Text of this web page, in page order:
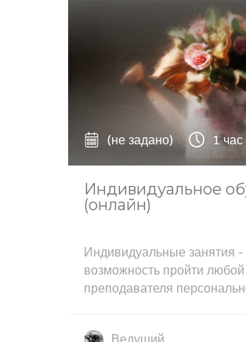
(не задано) 1 час
Индивидуальное
(онлайн)
Индивидуальные занятия -
возможность пройти любой
преподавателя